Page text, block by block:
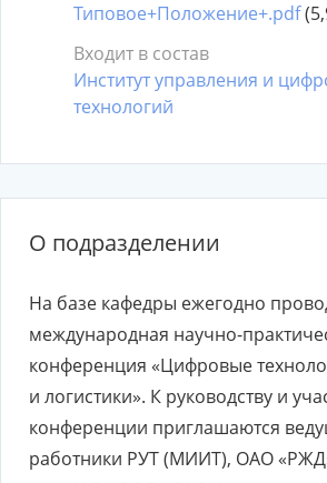
Типовое+Положение+.pdf
Входит в состав
Институт управления и
технологий
О подразделении
На базе кафедры ежегодно
международная научно-
конференция «Цифровые
и логистики». К руководству и
конференции приглашаются
работники РУТ (МИИТ), ОАО